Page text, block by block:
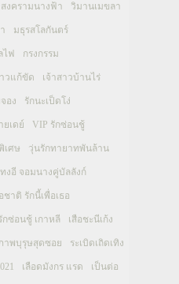
สงครามนางฟ้า วิมานเมขลา
มธุรสโลกันตร์
ไฟ กรงกรรม
วแก้ขัด เจ้าสาวบ้านไร่
อง รักนะเป็ดโง่
เดย์ VIP รักซ่อนชู้
เศษ วุ่นรักทายาทพันล้าน
ทงอี จอมนางคู่บัลลังก์
ชาติ รักนี้เพื่อเธอ
กซ่อนชู้ เกาหลี เสือชะนีเก้ง
าพบุรุษสุดซอย ระเบิดเถิดเทิง
เลือดมังกร แรด เป็นต่อ